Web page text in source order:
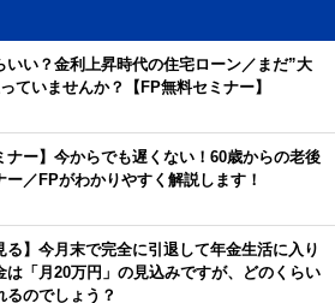
いい？金利上昇時代の住宅ローン／まだ”大
ていませんか？【FP無料セミナー】
ナー】今からでも遅くない！60歳からの老後
ー／FPがわかりやすく解説します！
る】今月末で完全に引退して年金生活に入り
は「月20万円」の見込みですが、どのくらい
るのでしょう？